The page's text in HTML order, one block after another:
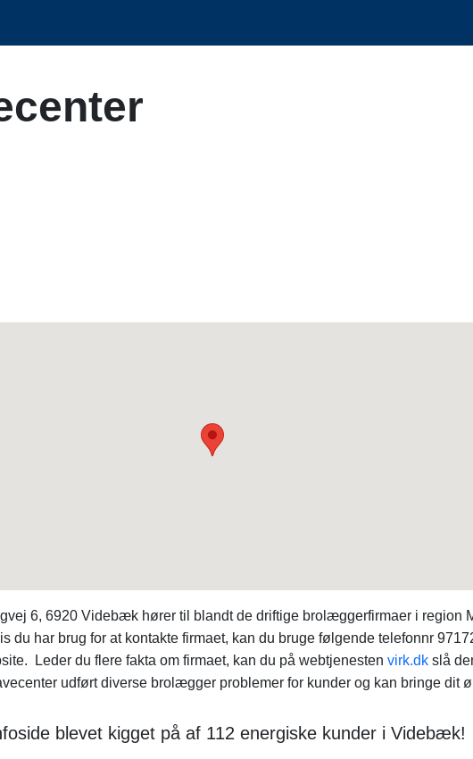
6, 6920 Videbæk hører til blandt de driftige brolæggerfirmaer i region
du har brug for at kontakte firmaet, kan du bruge følgende telefonnr
Leder du flere fakta om firmaet, kan du på webtjenesten virk.dk slå
udført diverse brolægger problemer for kunder og kan bringe dit
blevet kigget på af 112 energiske kunder i Videbæk!